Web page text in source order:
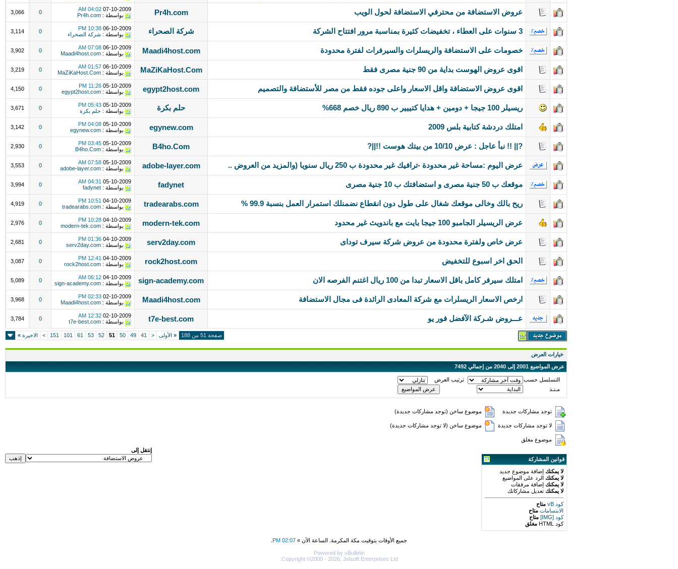
عروض الاستضافة من محترفي الاستضافة لحول الويب Pr4h.com
07-10-2009
04:02 AM
بواسطة : Pr4h.com
0
3,066
3 سنوات على العطاء ، تخفيضات كثيرة بمناسبة مرور افتتاح الشركة شركة الصحراء 06-10-2009
10:38 PM
بواسطة : شركة الصحراء 0
3,114
خصومات على الاستضافة والريسلرات والسيرفرات لفترة محدودة Maadi4host.com
06-10-2009
07:08 AM
بواسطة : Maadi4host.com
0
3,902
اقوى عروض الهوست بداية من 90 جنية مصرى فقط MaZiKaHost.Com
06-10-2009
01:57 AM
بواسطة : MaZiKaHost.Com
0
3,219
اقوى عروض الاستضافة واقل الاسعار واعلى جوده فقط من مصر للأستضافة والتصميم egypt2host.com
05-10-2009
11:26 PM
بواسطة : egypt2host.com
0
4,150
ريسيلر 100 جيجا + دومين + هدايا كتييير ب 890 ريال خصم 668% حلم بكرة 05-10-2009
05:43 PM
بواسطة : حلم بكرة 0
3,671
امتلك دردشة كتابية بلس 2009 egynew.com
05-10-2009
04:08 PM
بواسطة : egynew.com
0
3,142
?|| !! نبأ عاجل : عرض 10/10 من بيتك هوست !!||? B4ho.Com
05-10-2009
03:45 PM
بواسطة : B4ho.Com
0
2,930
عرض اليوم :مساحة غير محدودة -ترافيك غير محدودة ب 250 ريال سنويا (والمزيد من العروض .. adobe-layer.com
05-10-2009
07:58 AM
بواسطة : adobe-layer.com
0
3,553
موقعك ب 50 جنية مصرى و استضافتك ب 10 جنية مصرى fadynet
05-10-2009
04:31 AM
بواسطة : fadynet
0
3,994
ريح بالك وخالى موقعك شغال على طول دون انقطاع نضمنلك استمرار العمل بنسبة 99.9 % tradearabs.com
04-10-2009
10:51 PM
بواسطة : tradearabs.com
0
4,919
عرض الريسيلر الجامبو 100 جيجا بايت مع باندويث غير محدود modern-tek.com
04-10-2009
10:28 PM
بواسطة : modern-tek.com
0
2,976
عرض خاص ولفترة محدودة من عروض شركة سيرف توداى serv2day.com
04-10-2009
01:36 PM
بواسطة : serv2day.com
0
2,681
الحق اخر اسبوع للتخفيض rock2host.com
04-10-2009
12:41 PM
بواسطة : rock2host.com
0
3,087
امتلك سيرفر كامل باقل الاسعار تبدا من 100 ريال اغتنم الفرصه الان sign-academy.com
04-10-2009
06:12 AM
بواسطة : sign-academy.com
0
5,089
ارخص الاسعار الريسلرات مع شركة المعادى الرائدة فى مجال الاستضافة Maadi4host.com
02-10-2009
02:33 PM
بواسطة : Maadi4host.com
0
3,968
عـــروض شـركة الآفضل فور يو t7e-best.com
02-10-2009
12:32 AM
بواسطة : t7e-best.com
0
3,784
صفحة 51 من 188 « الأولى <
41
49
50
51
52
53
61
101
151
> الاخيرة »
خيارات العرض
عرض المواضيع 2001 إلى 2040 من إجمالي 7492
التسلسل حسب
ترتيب العرض
مـنـذ
توجد مشاركات جديدة موضوع ساخن (توجد مشاركات جديدة)
لا توجد مشاركات جديدة موضوع ساخن (لا توجد مشاركات جديدة)
موضوع مغلق
قوانين المشاركة
لا يمكنك إضافة موضوع جديد
لا يمكنك الرد على المواضيع
لا يمكنك إضافة مرفقات
لا يمكنك تعديل مشاركاتك
كود vB
متاح
الابتسامات متاح
كود [IMG]
متاح
كود HTML
مغلق
إنتقل إلى
جميع الأوقات بتوقيت مكة المكرمة. الساعة الآن » 02:07 PM
Powered by vBulletin
Copyright ©2000 - 2026, Jelsoft Enterprises Ltd.